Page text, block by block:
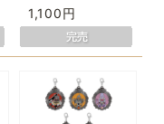
1,100円